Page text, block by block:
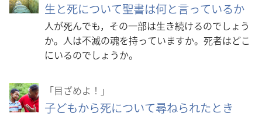
生と死について聖書は何と言っているか
人が死んでも，その一部は生き続けるのでしょう
か。人は不滅の魂を持っていますか。死者はどこ
にいるのでしょうか。
「目ざめよ！」
子どもから死について尋ねられたとき